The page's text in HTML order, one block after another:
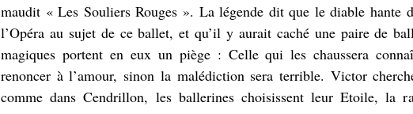
maudit « Les Souliers Rouges ». La légende dit que le diable hante
l’Opéra au sujet de ce ballet, et qu’il y aurait caché une paire de
magiques portent en eux un piège : Celle qui les chaussera
renoncer à l’amour, sinon la malédiction sera terrible. Victor
comme dans Cendrillon, les ballerines choisissent leur Etoile, la